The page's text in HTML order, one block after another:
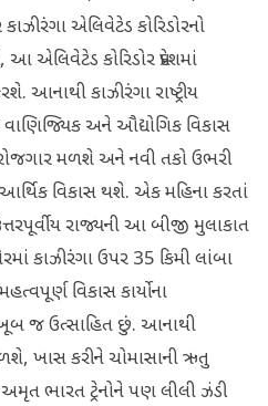
એલિવેટેડ કોરિડોરનો
એલિવેટેડ કોરિડોર પ્રદેશમાં
આનાથી કાઝીરંગા રાષ્ટ્રીય
અને ઔદ્યોગિક વિકાસ
મળશે અને નવી તકો ઉભરી
વિકાસ થશે. એક મહિના કરતાં
રાજ્યની આ બીજી મુલાકાત
કાઝીરંગા ઉપર 35 કિમી લાંબા
વિકાસ કાર્યોના
જ ઉત્સાહિત છું. આનાથી
ખાસ કરીને ચોમાસાની ઋતુ
અમૃત ભારત ટ્રેનોને પણ લીલી ઝંડી